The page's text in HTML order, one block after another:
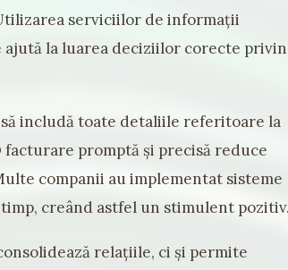
serviciilor de informații
ajută la luarea deciziilor corecte
includă toate detaliile referitoare la
promptă și precisă reduce
companii au implementat sisteme
creând astfel un stimulent pozitiv.
relațiile, ci și permite